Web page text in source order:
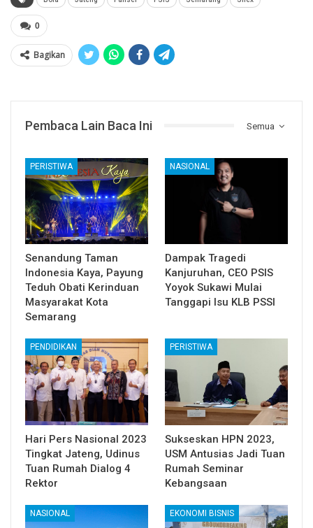
0
Bagikan
Semua
Pembaca Lain Baca Ini
PERISTIWA
Senandung Taman
Indonesia Kaya, Payung
Teduh Obati Kerinduan
Masyarakat Kota
Semarang
NASIONAL
Dampak Tragedi
Kanjuruhan, CEO PSIS
Yoyok Sukawi Mulai
Tanggapi Isu KLB PSSI
PENDIDIKAN
Hari Pers Nasional 2023
Tingkat Jateng, Udinus
Tuan Rumah Dialog 4
Rektor
PERISTIWA
Sukseskan HPN 2023,
USM Antusias Jadi Tuan
Rumah Seminar
Kebangsaan
NASIONAL EKONOMI BISNIS